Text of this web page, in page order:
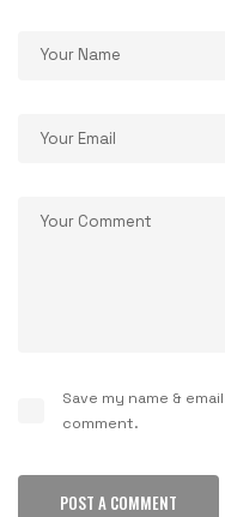
Save my name &
comment.
POST A COMMENT